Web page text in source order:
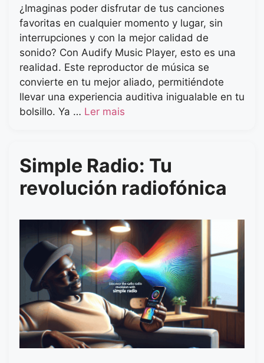
¿Imaginas poder disfrutar de tus canciones
favoritas en cualquier momento y lugar, sin
interrupciones y con la mejor calidad de
sonido? Con Audify Music Player, esto es una
realidad. Este reproductor de música se
convierte en tu mejor aliado, permitiéndote
llevar una experiencia auditiva inigualable en tu
bolsillo. Ya … Ler mais
Simple Radio: Tu
revolución radiofónica